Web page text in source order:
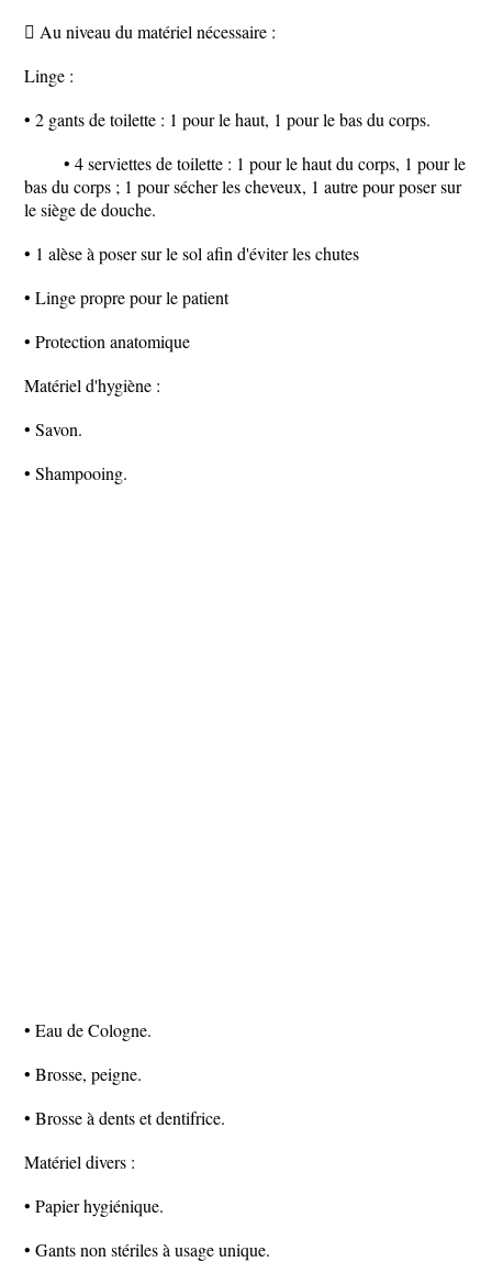
 Au niveau du matériel nécessaire :
Linge :
• 2 gants de toilette : 1 pour le haut, 1 pour le bas du corps.
• 4 serviettes de toilette : 1 pour le haut du corps, 1 pour le
bas du corps ; 1 pour sécher les cheveux, 1 autre pour poser sur
le siège de douche.
• 1 alèse à poser sur le sol afin d'éviter les chutes
• Linge propre pour le patient
• Protection anatomique
Matériel d'hygiène :
• Savon.
• Shampooing.
• Eau de Cologne.
• Brosse, peigne.
• Brosse à dents et dentifrice.
Matériel divers :
• Papier hygiénique.
• Gants non stériles à usage unique.